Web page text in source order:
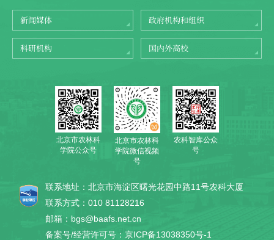
新闻媒体 政府机构和组织
科研机构 国内外高校
北京市农林科
学院公众号
北京市农林科
学院微信视频
号
农科智库公众
号
联系地址：北京市海淀区曙光花园中路11号农科大厦
联系方式：010 81128216
邮箱：bgs@baafs.net.cn
备案号/经营许可号：京ICP备13038350号-1